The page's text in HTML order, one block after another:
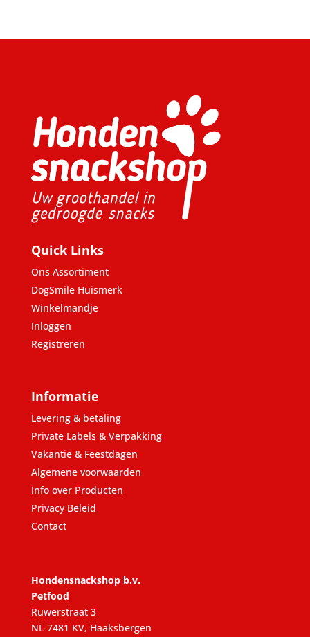
Quick Links
Ons Assortiment
DogSmile Huismerk
Winkelmandje
Inloggen
Registreren
Informatie
Levering & betaling
Private Labels & Verpakking
Vakantie & Feestdagen
Algemene voorwaarden
Info over Producten
Privacy Beleid
Contact
Hondensnackshop b.v.
Petfood
Ruwerstraat 3
NL-7481 KV, Haaksbergen